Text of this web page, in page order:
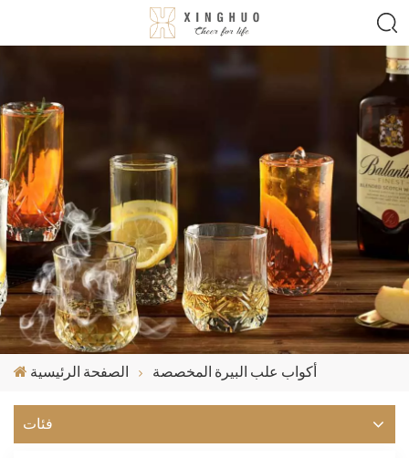
الصفحة الرئيسية أكواب علب البيرة المخصصة
فئات